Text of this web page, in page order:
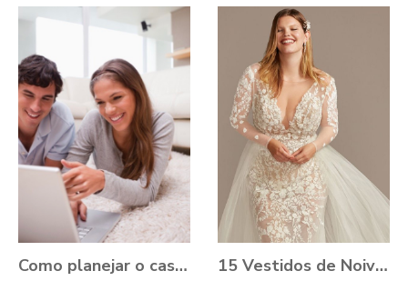
Como planejar o casamento durante a Pandemia? 15 Vestidos de Noiva Plus Size para você se apaixonar